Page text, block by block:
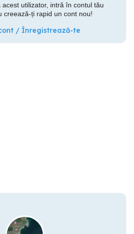
acest utilizator, intră în contul tău
creează-ți rapid un cont nou!
/ Înregistrează-te